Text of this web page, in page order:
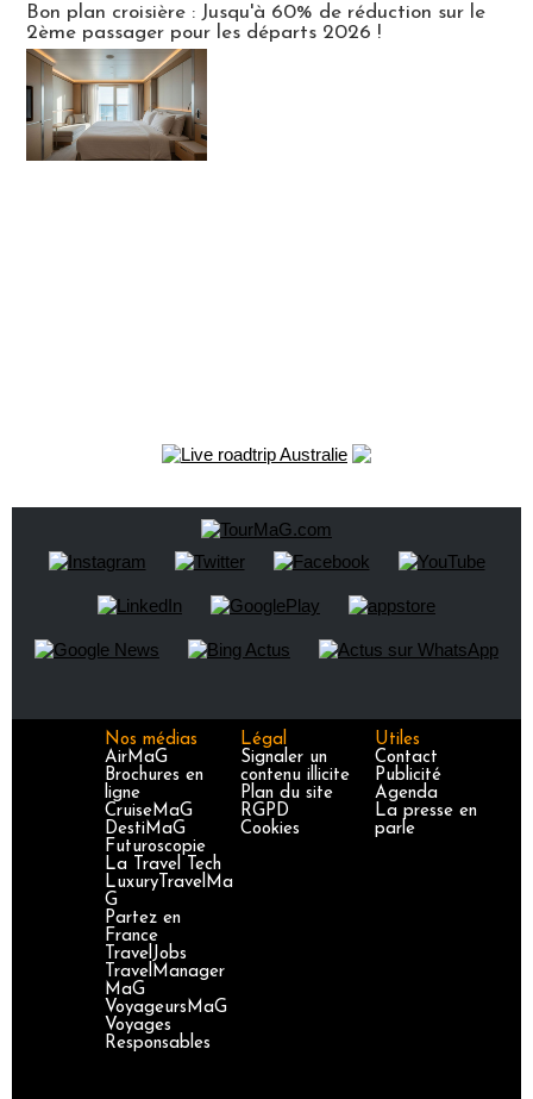
Bon plan croisière : Jusqu'à 60% de réduction sur le
2ème passager pour les départs 2026 !
Nos médias
AirMaG
Brochures en
ligne
CruiseMaG
DestiMaG
Futuroscopie
La Travel Tech
LuxuryTravelMa
G
Partez en
France
TravelJobs
TravelManager
MaG
VoyageursMaG
Voyages
Responsables
Légal
Signaler un
contenu illicite
Plan du site
RGPD
Cookies
Utiles
Contact
Publicité
Agenda
La presse en
parle